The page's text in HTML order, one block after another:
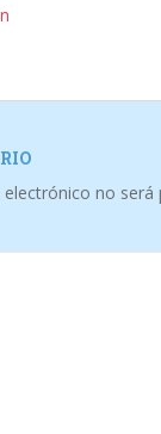
no será